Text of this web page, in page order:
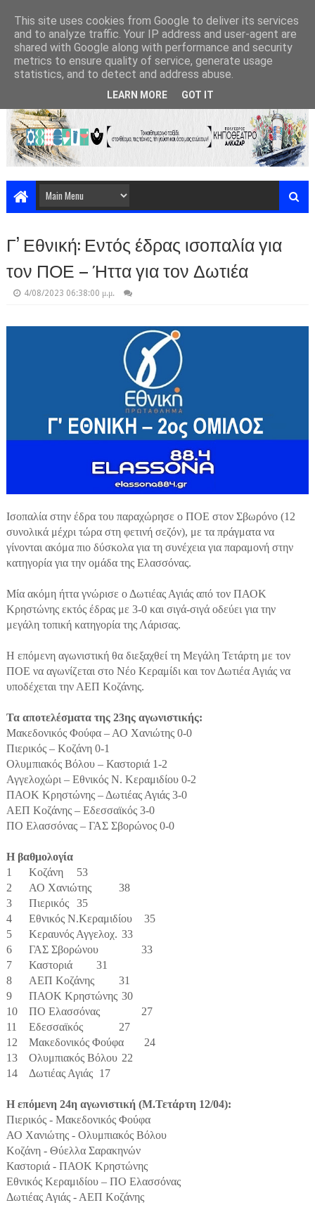
Γ’ Εθνική: Εντός έδρας ισοπαλία για
τον ΠΟΕ – Ήττα για τον Δωτιέα
4/08/2023 06:38:00 μ.μ.
Ισοπαλία στην έδρα του παραχώρησε ο ΠΟΕ στον Σβωρόνο (12
συνολικά μέχρι τώρα στη φετινή σεζόν), με τα πράγματα να
γίνονται ακόμα πιο δύσκολα για τη συνέχεια για παραμονή στην
κατηγορία για την ομάδα της Ελασσόνας.
Μία ακόμη ήττα γνώρισε ο Δωτιέας Αγιάς από τον ΠΑΟΚ
Κρηστώνης εκτός έδρας με 3-0 και σιγά-σιγά οδεύει για την
μεγάλη τοπική κατηγορία της Λάρισας.
Η επόμενη αγωνιστική θα διεξαχθεί τη Μεγάλη Τετάρτη με τον
ΠΟΕ να αγωνίζεται στο Νέο Κεραμίδι και τον Δωτιέα Αγιάς να
υποδέχεται την ΑΕΠ Κοζάνης.
Τα αποτελέσματα της 23ης αγωνιστικής:
Μακεδονικός Φούφα – ΑΟ Χανιώτης 0-0
Πιερικός – Κοζάνη 0-1
Ολυμπιακός Βόλου – Καστοριά 1-2
Αγγελοχώρι – Εθνικός Ν. Κεραμιδίου 0-2
ΠΑΟΚ Κρηστώνης – Δωτιέας Αγιάς 3-0
ΑΕΠ Κοζάνης – Εδεσσαϊκός 3-0
ΠΟ Ελασσόνας – ΓΑΣ Σβορώνος 0-0
Η βαθμολογία
1
Κοζάνη
53
2
ΑΟ Χανιώτης
38
3
Πιερικός
35
4
Εθνικός Ν.Κεραμιδίου
35
5
Κεραυνός Αγγελοχ. 33
6
ΓΑΣ Σβορώνου
33
7
Καστοριά
31
8
ΑΕΠ Κοζάνης
31
9
ΠΑΟΚ Κρηστώνης 30
10
ΠΟ Ελασσόνας
27
11
Εδεσσαϊκός
27
12
Μακεδονικός Φούφα
24
13
Ολυμπιακός Βόλου 22
14
Δωτιέας Αγιάς 17
Η επόμενη 24η αγωνιστική (Μ.Τετάρτη 12/04):
Πιερικός - Μακεδονικός Φούφα
ΑΟ Χανιώτης - Ολυμπιακός Βόλου
Κοζάνη - Θύελλα Σαρακηνών
Καστοριά - ΠΑΟΚ Κρηστώνης
Εθνικός Κεραμιδίου – ΠΟ Ελασσόνας
Δωτιέας Αγιάς - ΑΕΠ Κοζάνης
This site uses cookies from Google to deliver its services
and to analyze traffic. Your IP address and user-agent are
shared with Google along with performance and security
metrics to ensure quality of service, generate usage
statistics, and to detect and address abuse.
LEARN MORE GOT IT